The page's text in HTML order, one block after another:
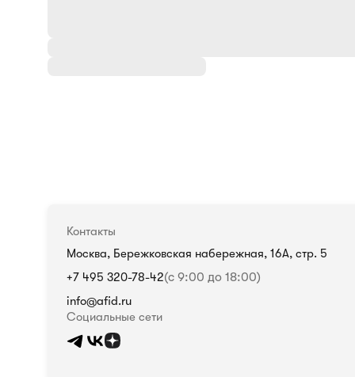
Контакты
Москва, Бережковская набережная, 16А, стр. 5
+7 495 320-78-42(с 9:00 до 18:00)
info@afid.ru
Социальные сети